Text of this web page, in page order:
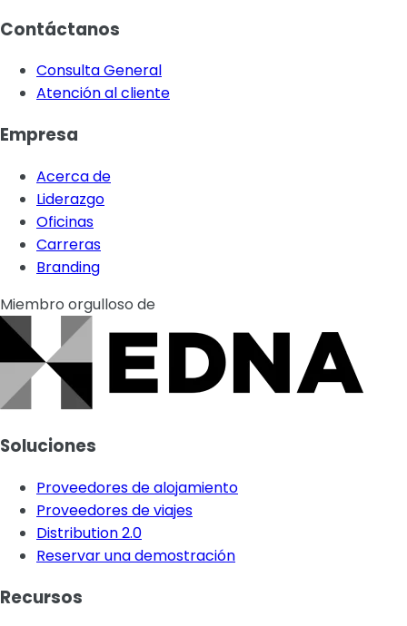
Contáctanos
Consulta General
Atención al cliente
Empresa
Acerca de
Liderazgo
Oficinas
Carreras
Branding
Miembro orgulloso de
Soluciones
Proveedores de alojamiento
Proveedores de viajes
Distribution 2.0
Reservar una demostración
Recursos